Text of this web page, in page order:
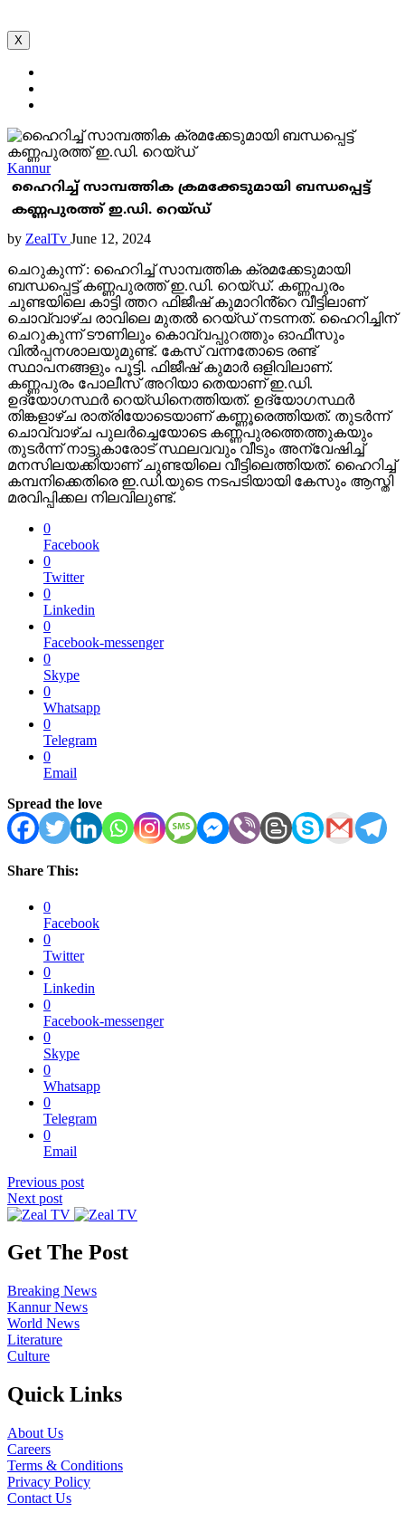
X
Kannur
ഹൈറിച്ച് സാമ്പത്തിക ക്രമക്കേടുമായി ബന്ധപ്പെട്ട്
കണ്ണപുരത്ത് ഇ.ഡി. റെയ്ഡ്
by ZealTv June 12, 2024
ചെറുകുന്ന് : ഹൈറിച്ച് സാമ്പത്തിക ക്രമക്കേടുമായി
ബന്ധപ്പെട്ട് കണ്ണപുരത്ത് ഇ.ഡി. റെയ്ഡ്. കണ്ണപുരം
ചുണ്ടയിലെ കാട്ടി ത്തറ ഫിജീഷ് കുമാറിൻ്റെ വീട്ടിലാണ്
ചൊവ്വാഴ്ച രാവിലെ മുതൽ റെയ്‌ഡ് നടന്നത്. ഹൈറിച്ചിന്
ചെറുകുന്ന് ടൗണിലും കൊവ്വപ്പുറത്തും ഓഫീസും
വിൽപ്പനശാലയുമുണ്ട്. കേസ് വന്നതോടെ രണ്ട്
സ്ഥാപനങ്ങളും പൂട്ടി. ഫിജീഷ് കുമാർ ഒളിവിലാണ്.
കണ്ണപുരം പോലീസ് അറിയാ തെയാണ് ഇ.ഡി.
ഉദ്യോഗസ്ഥർ റെയ്ഡിനെത്തിയത്. ഉദ്യോഗസ്ഥർ
തിങ്കളാഴ്ച രാത്രിയോടെയാണ് കണ്ണൂരെത്തിയത്. തുടർന്ന്
ചൊവ്വാഴ്ച പുലർച്ചെയോടെ കണ്ണപുരത്തെത്തുകയും
തുടർന്ന് നാട്ടുകാരോട് സ്ഥലവവും വീടും അന്വേഷിച്ച്
മനസിലയക്കിയാണ് ചുണ്ടയിലെ വീട്ടിലെത്തിയത്. ഹൈറിച്ച്
കമ്പനിക്കെതിരെ ഇ.ഡി.യുടെ നടപടിയായി കേസും ആസ്തി
മരവിപ്പിക്കല നിലവിലുണ്ട്.
0
Facebook
0
Twitter
0
Linkedin
0
Facebook-messenger
0
Skype
0
Whatsapp
0
Telegram
0
Email
Spread the love
Share This:
0
Facebook
0
Twitter
0
Linkedin
0
Facebook-messenger
0
Skype
0
Whatsapp
0
Telegram
0
Email
Previous post
Next post
Get The Post
Breaking News
Kannur News
World News
Literature
Culture
Quick Links
About Us
Careers
Terms & Conditions
Privacy Policy
Contact Us